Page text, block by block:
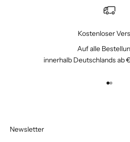
Kostenloser
Auf alle
innerhalb Deutschlands ab
Gehe
Gehe
Newsletter